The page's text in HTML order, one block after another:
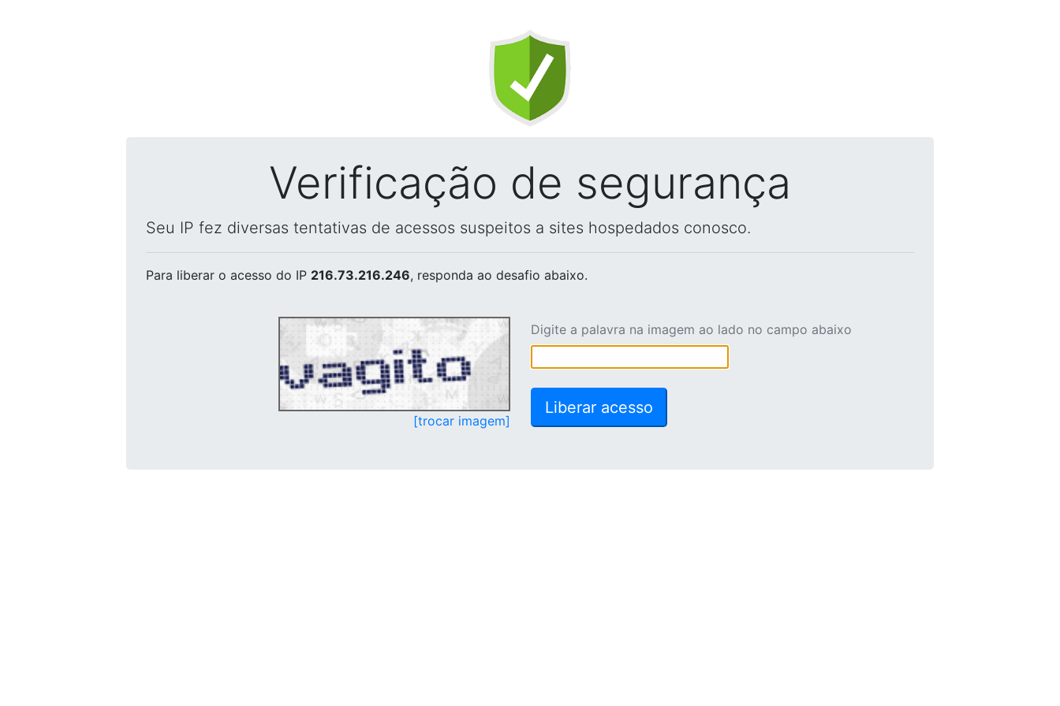
Verificação de segurança
Seu IP fez diversas tentativas de acessos suspeitos a sites hospedados conosco.
Para liberar o acesso do IP 216.73.216.246, responda ao desafio abaixo.
[trocar imagem]
Digite a palavra na imagem ao lado no campo abaixo